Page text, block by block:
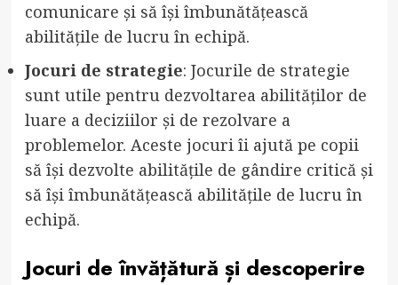
comunicare și să își îmbunătățească
abilitățile de lucru în echipă.
Jocuri de strategie: Jocurile de strategie
sunt utile pentru dezvoltarea abilităților de
luare a deciziilor și de rezolvare a
problemelor. Aceste jocuri îi ajută pe copii
să își dezvolte abilitățile de gândire critică și
să își îmbunătățească abilitățile de lucru în
echipă.
Jocuri de învățătură și descoperire